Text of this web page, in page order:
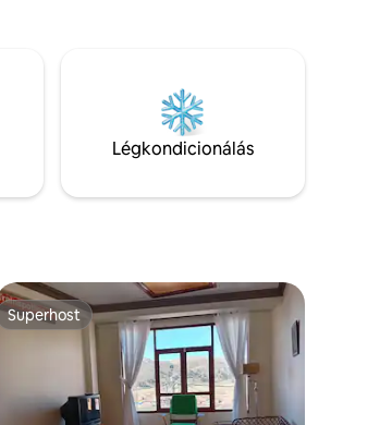
Légkondicionálás
Superhost
Superhost